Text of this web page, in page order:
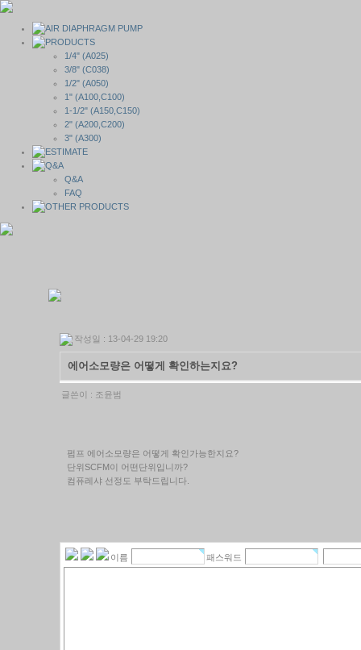
1/4" (A025)
3/8" (C038)
1/2" (A050)
1" (A100,C100)
1-1/2" (A150,C150)
2" (A200,C200)
3" (A300)
Q&A
FAQ
작성일 : 13-04-29 19:20
에어소모량은 어떻게 확인하는지요?
글쓴이 : 조윤범
펌프 에어소모량은 어떻게 확인가능한지요?
단위SCFM이 어떤단위입니까?
컴퓨레샤 선정도 부탁드립니다.
이름 패스워드